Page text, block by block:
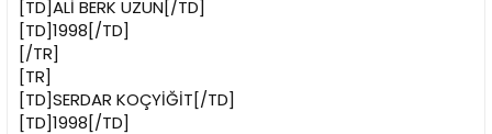
[TD]ALİ BERK UZUN[/TD]
[TD]1998[/TD]
[/TR]
[TR]
[TD]SERDAR KOÇYİĞİT[/TD]
[TD]1998[/TD]